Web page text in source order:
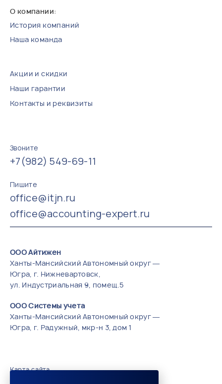
История компаний
Наша команда
Акции и скидки
Наши гарантии
Контакты и реквизиты
Звоните
+7(982) 549-69-11
Пишите
office@itjn.ru
office@accounting-expert.ru
ООО Айтижен
Ханты-Мансийский Автономный округ —
Югра, г. Нижневартовск,
ул. Индустриальная 9, помещ.5
ООО Системы учета
Ханты-Мансийский Автономный округ —
Югра, г. Радужный, мкр-н 3, дом 1
Карта сайта